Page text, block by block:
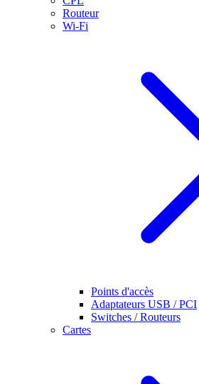
Routeur
Wi-Fi
Points d'accès
Adaptateurs USB / PCI
Switches / Routeurs
Cartes